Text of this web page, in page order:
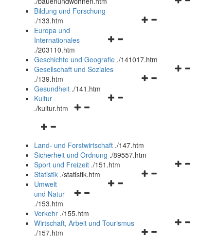
Navigationsmenü
Bildung und Forschung
./133.htm
Navigationsmenü
und
schließen
Europa und
Internationales
./203110.htm
Geschichte und Geografie ./141017.htm
Navigationsmenü
Gesellschaft und Soziales
./139.htm
Navigationsmenü
Gesundheit ./141.htm
Navigationsmenü
Kultur
./kultur.htm
Navigationsmenü
und
schließen
Land- und Forstwirtschaft ./147.htm
Sicherheit und Ordnung ./89557.htm
Navigationsmenü
Sport und Freizeit ./151.htm
Navigationsmenü
Statistik ./statistik.htm
Navigationsmenü
und
schließen
Umwelt
und Natur
./153.htm
Verkehr ./155.htm
Navigationsmenü
Wirtschaft, Arbeit und Tourismus
./157.htm